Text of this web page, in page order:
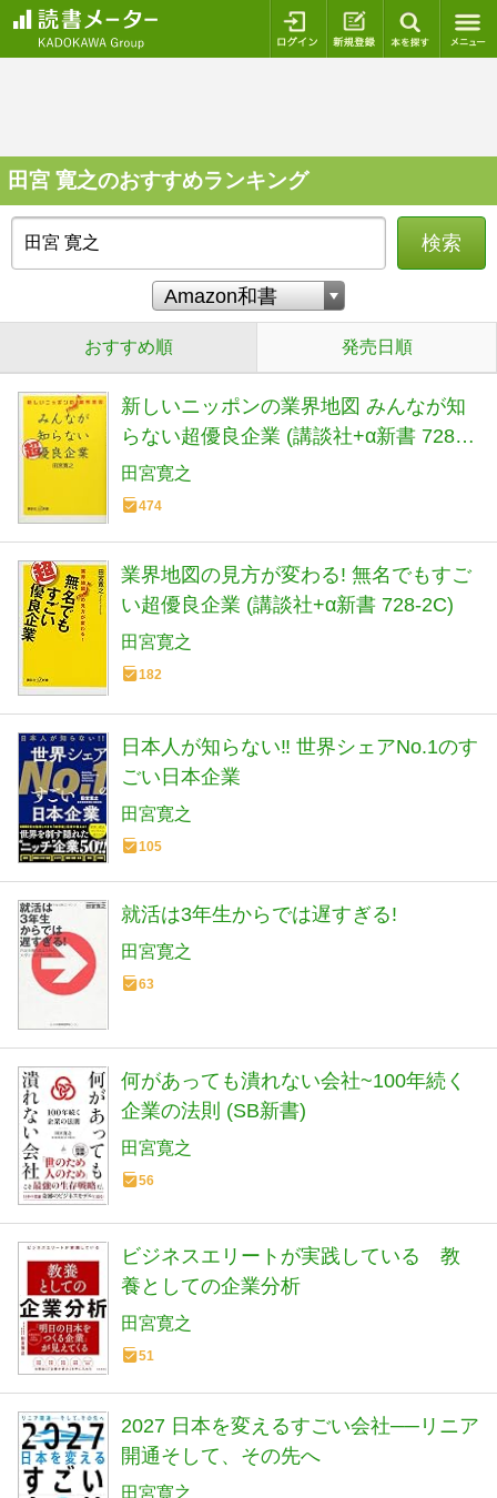
ログイン 新規登録
田宮 寛之のおすすめランキング
検索
おすすめ順 発売日順
新しいニッポンの業界地図 みんなが知
らない超優良企業 (講談社+α新書 728-
1C)
田宮寛之
474
業界地図の見方が変わる! 無名でもすご
い超優良企業 (講談社+α新書 728-2C)
田宮寛之
182
日本人が知らない‼ 世界シェアNo.1のす
ごい日本企業
田宮寛之
105
就活は3年生からでは遅すぎる!
田宮寛之
63
何があっても潰れない会社~100年続く
企業の法則 (SB新書)
田宮寛之
56
ビジネスエリートが実践している 教
養としての企業分析
田宮寛之
51
2027 日本を変えるすごい会社──リニア
開通そして、その先へ
田宮寛之